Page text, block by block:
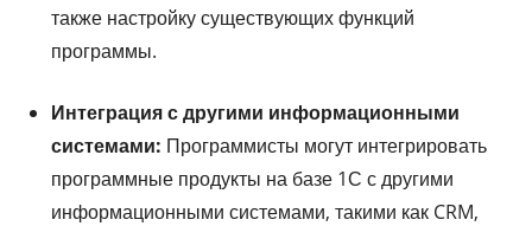
также настройку существующих функций
программы.
Интеграция с другими информационными
системами: Программисты могут интегрировать
программные продукты на базе 1С с другими
информационными системами, такими как CRM,